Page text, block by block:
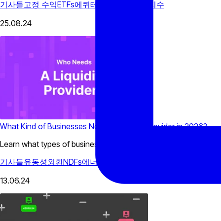
기사들고정 수익ETFs에퀴테스
지수
25.08.24
What Kind of Businesses Need a Liquidity Provider in 2026?
Learn what types of businesses need a source of liquidity and
기사들유동성외환NDFs에너지
13.06.24